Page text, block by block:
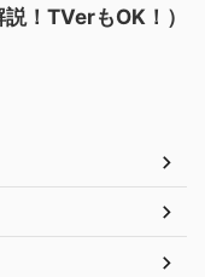
！TVerもOK！）